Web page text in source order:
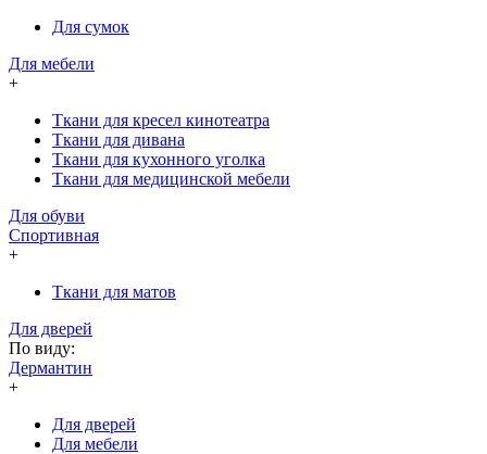
Для сумок
Для мебели
+
Ткани для кресел кинотеатра
Ткани для дивана
Ткани для кухонного уголка
Ткани для медицинской мебели
Для обуви
Спортивная
+
Ткани для матов
Для дверей
По виду:
Дермантин
+
Для дверей
Для мебели